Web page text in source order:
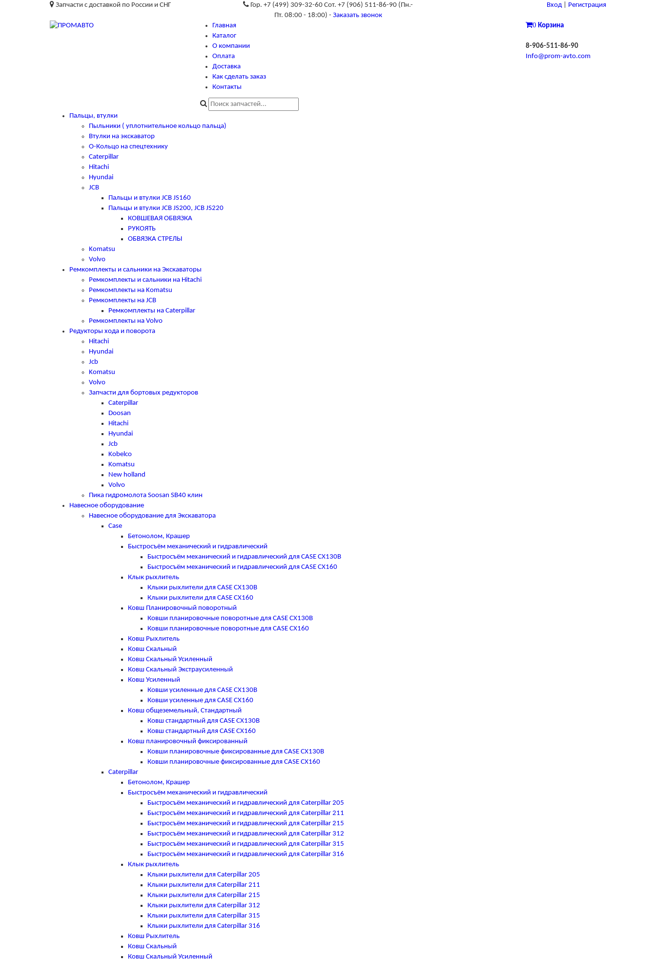
Запчасти с доставкой по России и СНГ Гор. +7 (499) 309-32-60 Сот. +7 (906) 511-86-90 (Пн.-
Пт. 08:00 - 18:00) - Заказать звонок
Вход Регистрация
Главная
Каталог
О компании
Оплата
Доставка
Как сделать заказ
Контакты
0 Корзина
8-906-511-86-90
Info@prom-avto.com
Пальцы, втулки
Пыльники ( уплотнительное кольцо пальца)
Втулки на экскаватор
О-Кольцо на спецтехнику
Caterpillar
Hitachi
Hyundai
JCB
Пальцы и втулки JCB JS160
Пальцы и втулки JCB JS200, JCB JS220
КОВШЕВАЯ ОБВЯЗКА
РУКОЯТЬ
ОБВЯЗКА СТРЕЛЫ
Komatsu
Volvo
Ремкомплекты и сальники на Экскаваторы
Ремкомплекты и сальники на Hitachi
Ремкомплекты на Komatsu
Ремкомплекты на JCB
Ремкомплекты на Caterpillar
Ремкомплекты на Volvo
Редукторы хода и поворота
Hitachi
Hyundai
Jcb
Komatsu
Volvo
Запчасти для бортовых редукторов
Caterpillar
Doosan
Hitachi
Hyundai
Jcb
Kobelco
Komatsu
New holland
Volvo
Пика гидромолота Soosan SB40 клин
Навесное оборудование
Навесное оборудование для Экскаватора
Case
Бетонолом, Крашер
Быстросъём механический и гидравлический
Быстросъём механический и гидравлический для CASE CX130B
Быстросъём механический и гидравлический для CASE CX160
Клык рыхлитель
Клыки рыхлители для CASE CX130B
Клыки рыхлители для CASE CX160
Ковш Планировочный поворотный
Ковши планировочные поворотные для CASE CX130B
Ковши планировочные поворотные для CASE CX160
Ковш Рыхлитель
Ковш Скальный
Ковш Скальный Усиленный
Ковш Скальный Экстраусиленный
Ковш Усиленный
Ковши усиленные для CASE CX130B
Ковши усиленные для CASE CX160
Ковш общеземельный, Стандартный
Ковш стандартный для CASE CX130B
Ковш стандартный для CASE CX160
Ковш планировочный фиксированный
Ковши планировочные фиксированные для CASE CX130B
Ковши планировочные фиксированные для CASE CX160
Caterpillar
Бетонолом, Крашер
Быстросъём механический и гидравлический
Быстросъём механический и гидравлический для Caterpillar 205
Быстросъём механический и гидравлический для Caterpillar 211
Быстросъём механический и гидравлический для Caterpillar 215
Быстросъём механический и гидравлический для Caterpillar 312
Быстросъём механический и гидравлический для Caterpillar 315
Быстросъём механический и гидравлический для Caterpillar 316
Клык рыхлитель
Клыки рыхлители для Caterpillar 205
Клыки рыхлители для Caterpillar 211
Клыки рыхлители для Caterpillar 215
Клыки рыхлители для Caterpillar 312
Клыки рыхлители для Caterpillar 315
Клыки рыхлители для Caterpillar 316
Ковш Рыхлитель
Ковш Скальный
Ковш Скальный Усиленный